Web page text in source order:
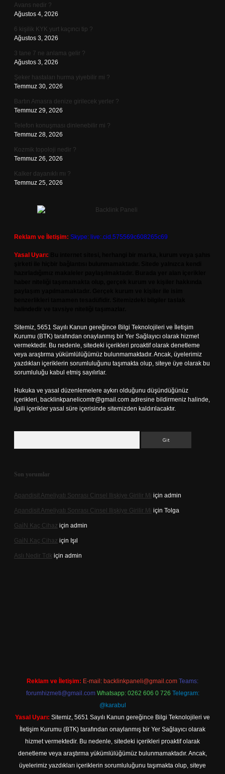
Avans nedir ?
Ağustos 4, 2026
6 kişilik KYK yurt kaçıncı tip ?
Ağustos 3, 2026
3 tane 7 ne anlama gelir ?
Ağustos 3, 2026
Şeker hastaları hurma yiyebilir mi ?
Temmuz 30, 2026
Bartın Amasra denize girilecek yerler ?
Temmuz 29, 2026
Telefon konuşması dinlenebilir mi ?
Temmuz 28, 2026
Kozmik topoloji nedir ?
Temmuz 26, 2026
Kalker dayanıklı mı ?
Temmuz 25, 2026
Reklam ve İletişim: Skype: live:.cid.575569c608265c69
Yasal Uyarı:
Sitemiz, 5651 Sayılı Kanun gereğince Bilgi Teknolojileri ve İletişim
Kurumu (BTK) tarafından onaylanmış bir Yer Sağlayıcı olarak hizmet
vermektedir. Bu nedenle, sitedeki içerikleri proaktif olarak denetleme
veya araştırma yükümlülüğümüz bulunmamaktadır. Ancak, üyelerimiz
yazdıkları içeriklerin sorumluluğunu taşımakta olup, siteye üye olarak bu
sorumluluğu kabul etmiş sayılırlar.
Hukuka ve yasal düzenlemelere aykırı olduğunu düşündüğünüz
içerikleri, backlinkpanelicomtr@gmail.com adresine bildirmeniz halinde,
ilgili içerikler yasal süre içerisinde sitemizden kaldırılacaktır.
Son yorumlar
Apandisit Ameliyatı Sonrası Cinsel Ilişkiye Girilir Mi için admin
Apandisit Ameliyatı Sonrası Cinsel Ilişkiye Girilir Mi için Tolga
Gai̇N Kaç Cihaz için admin
Gai̇N Kaç Cihaz için Işıl
Aslı Nedir Tdk için admin
Reklam ve İletişim: E-mail: backlinkpaneli@gmail.com Teams:
forumhizmeti@gmail.com Whatsapp: 0262 606 0 726 Telegram:
@karabul
Yasal Uyarı: Sitemiz, 5651 Sayılı Kanun gereğince Bilgi Teknolojileri ve
İletişim Kurumu (BTK) tarafından onaylanmış bir Yer Sağlayıcı olarak
hizmet vermektedir. Bu nedenle, sitedeki içerikleri proaktif olarak
denetleme veya araştırma yükümlülüğümüz bulunmamaktadır. Ancak,
üyelerimiz yazdıkları içeriklerin sorumluluğunu taşımakta olup, siteye